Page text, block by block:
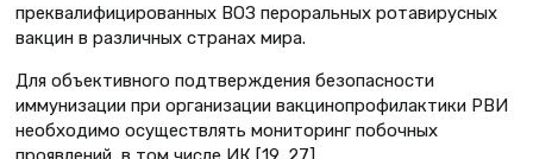
преквалифицированных ВОЗ пероральных ротавирусных
вакцин в различных странах мира.
Для объективного подтверждения безопасности
иммунизации при организации вакцинопрофилактики РВИ
необходимо осуществлять мониторинг побочных